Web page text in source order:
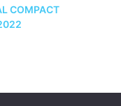
COMPACT